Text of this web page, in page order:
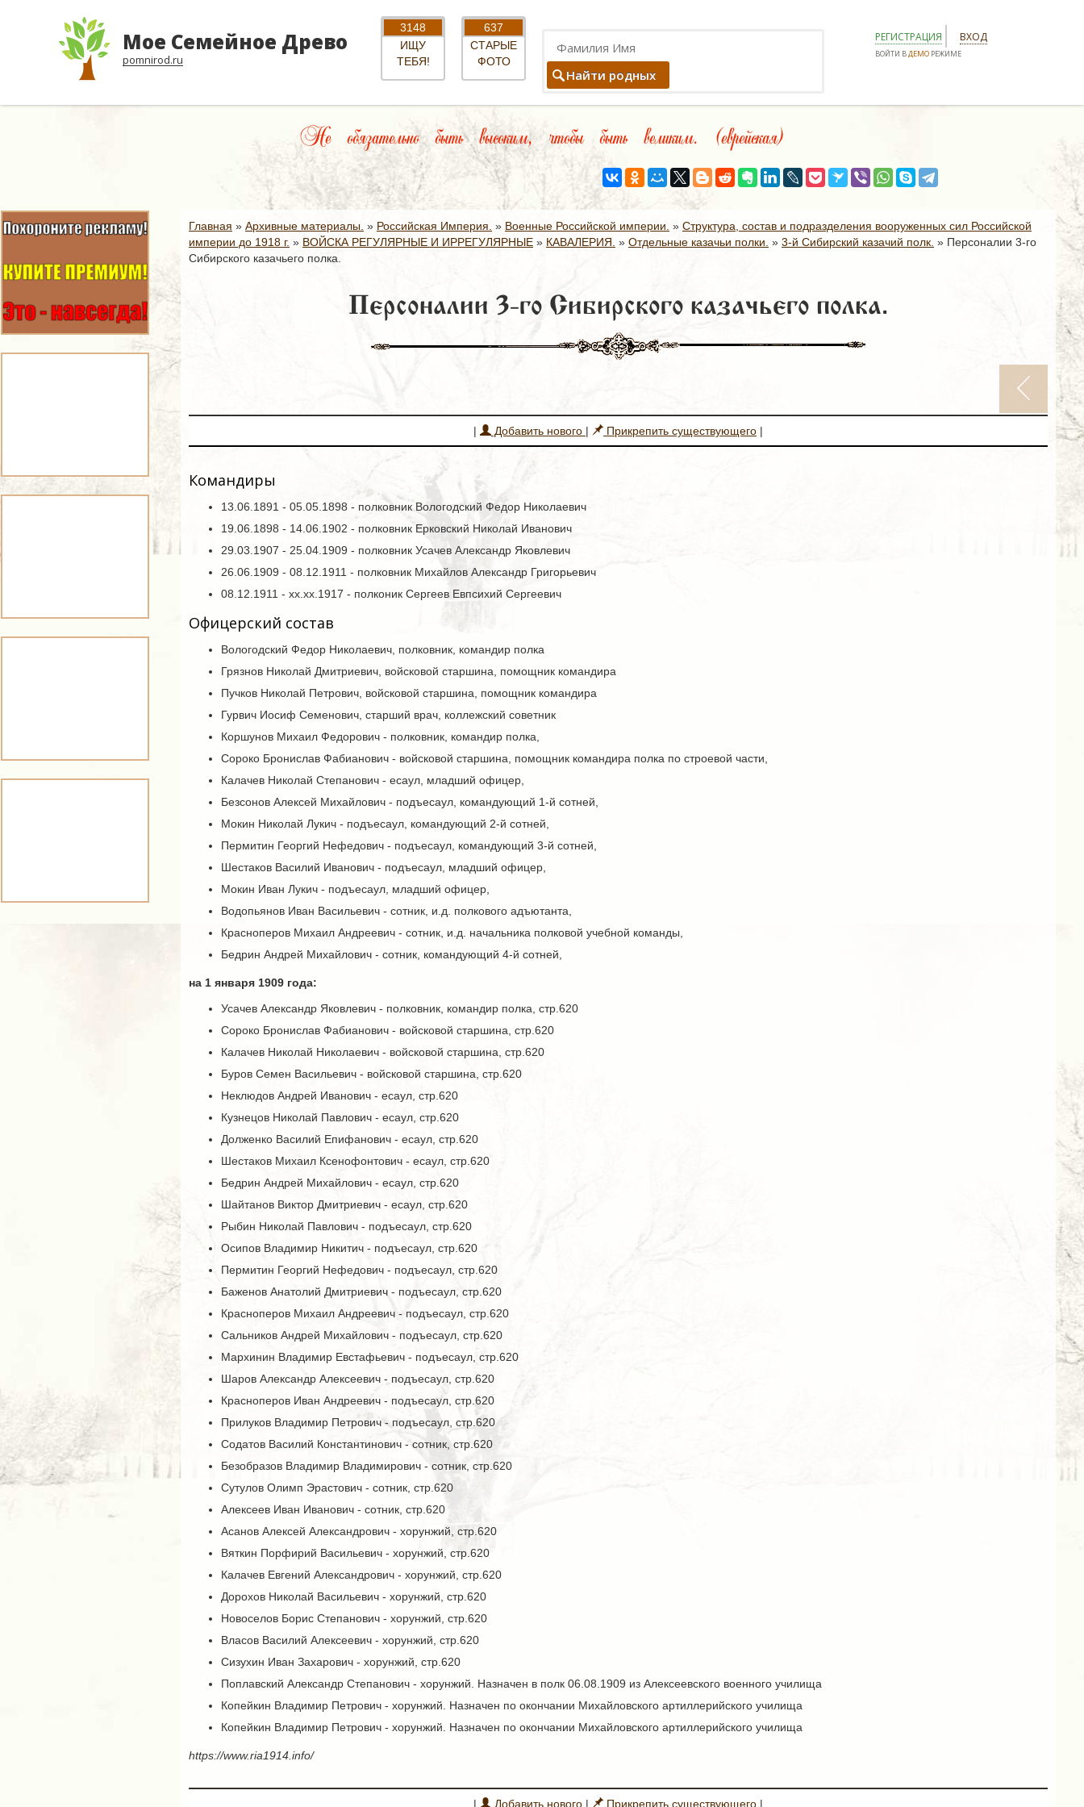
Мое Семейное Древо
pomnirod.ru
3148
ИЩУ
ТЕБЯ!
637
СТАРЫЕ
ФОТО
Найти родных
РЕГИСТРАЦИЯ ВХОД
ВОЙТИ ВДЕМО РЕЖИМЕ
Не обязательно быть высоким, чтобы быть великим. (еврейская)
Главная » Архивные материалы. » Российская Империя. » Военные Российской империи. » Структура, состав и подразделения вооруженных сил Российской
империи до 1918 г. » ВОЙСКА РЕГУЛЯРНЫЕ И ИРРЕГУЛЯРНЫЕ » КАВАЛЕРИЯ. » Отдельные казачьи полки. » 3-й Сибирский казачий полк. » Персоналии 3-го
Сибирского казачьего полка.
Персоналии 3-го Сибирского казачьего полка.
| Добавить нового | Прикрепить существующего |
Командиры
13.06.1891 - 05.05.1898 - полковник Вологодский Федор Николаевич
19.06.1898 - 14.06.1902 - полковник Ерковский Николай Иванович
29.03.1907 - 25.04.1909 - полковник Усачев Александр Яковлевич
26.06.1909 - 08.12.1911 - полковник Михайлов Александр Григорьевич
08.12.1911 - xx.xx.1917 - полконик Сергеев Евпсихий Сергеевич
Офицерский состав
Вологодский Федор Николаевич, полковник, командир полка
Грязнов Николай Дмитриевич, войсковой старшина, помощник командира
Пучков Николай Петрович, войсковой старшина, помощник командира
Гурвич Иосиф Семенович, старший врач, коллежский советник
Коршунов Михаил Федорович - полковник, командир полка,
Сороко Бронислав Фабианович - войсковой старшина, помощник командира полка по строевой части,
Калачев Николай Степанович - есаул, младший офицер,
Безсонов Алексей Михайлович - подъесаул, командующий 1-й сотней,
Мокин Николай Лукич - подъесаул, командующий 2-й сотней,
Пермитин Георгий Нефедович - подъесаул, командующий 3-й сотней,
Шестаков Василий Иванович - подъесаул, младший офицер,
Мокин Иван Лукич - подъесаул, младший офицер,
Водопьянов Иван Васильевич - сотник, и.д. полкового адъютанта,
Красноперов Михаил Андреевич - сотник, и.д. начальника полковой учебной команды,
Бедрин Андрей Михайлович - сотник, командующий 4-й сотней,
на 1 января 1909 года:
Усачев Александр Яковлевич - полковник, командир полка, стр.620
Сороко Бронислав Фабианович - войсковой старшина, стр.620
Калачев Николай Николаевич - войсковой старшина, стр.620
Буров Семен Васильевич - войсковой старшина, стр.620
Неклюдов Андрей Иванович - есаул, стр.620
Кузнецов Николай Павлович - есаул, стр.620
Долженко Василий Епифанович - есаул, стр.620
Шестаков Михаил Ксенофонтович - есаул, стр.620
Бедрин Андрей Михайлович - есаул, стр.620
Шайтанов Виктор Дмитриевич - есаул, стр.620
Рыбин Николай Павлович - подъесаул, стр.620
Осипов Владимир Никитич - подъесаул, стр.620
Пермитин Георгий Нефедович - подъесаул, стр.620
Баженов Анатолий Дмитриевич - подъесаул, стр.620
Красноперов Михаил Андреевич - подъесаул, стр.620
Сальников Андрей Михайлович - подъесаул, стр.620
Мархинин Владимир Евстафьевич - подъесаул, стр.620
Шаров Александр Алексеевич - подъесаул, стр.620
Красноперов Иван Андреевич - подъесаул, стр.620
Прилуков Владимир Петрович - подъесаул, стр.620
Содатов Василий Константинович - сотник, стр.620
Безобразов Владимир Владимирович - сотник, стр.620
Сутулов Олимп Эрастович - сотник, стр.620
Алексеев Иван Иванович - сотник, стр.620
Асанов Алексей Александрович - хорунжий, стр.620
Вяткин Порфирий Васильевич - хорунжий, стр.620
Калачев Евгений Александрович - хорунжий, стр.620
Дорохов Николай Васильевич - хорунжий, стр.620
Новоселов Борис Степанович - хорунжий, стр.620
Власов Василий Алексеевич - хорунжий, стр.620
Сизухин Иван Захарович - хорунжий, стр.620
Поплавский Александр Степанович - хорунжий. Назначен в полк 06.08.1909 из Алексеевского военного училища
Копейкин Владимир Петрович - хорунжий. Назначен по окончании Михайловского артиллерийского училища
Копейкин Владимир Петрович - хорунжий. Назначен по окончании Михайловского артиллерийского училища
https://www.ria1914.info/
| Добавить нового | Прикрепить существующего |